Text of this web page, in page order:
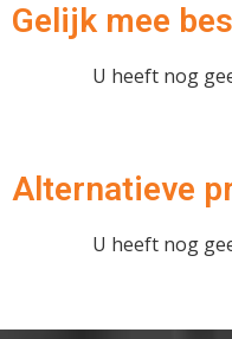
Gelijk mee
U heeft nog
Alternatieve
U heeft nog
aan